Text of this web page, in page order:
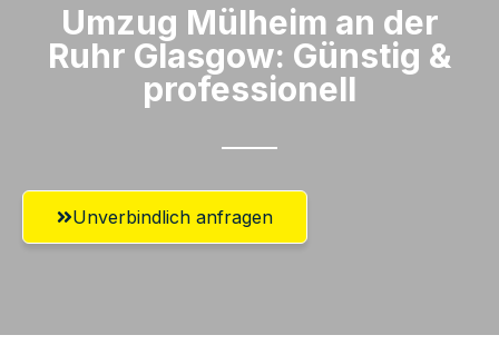
Umzug Mülheim an der
Ruhr​ Glasgow: Günstig &
professionell​
Unverbindlich anfragen